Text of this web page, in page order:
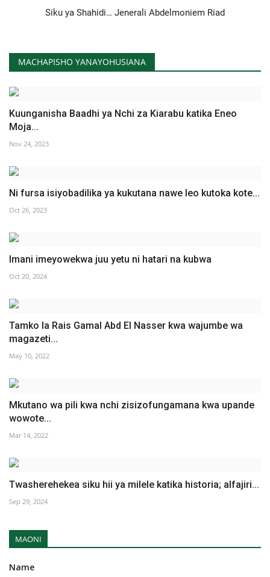
Siku ya Shahidi… Jenerali Abdelmoniem Riad
MACHAPISHO YANAYOHUSIANA
Kuunganisha Baadhi ya Nchi za Kiarabu katika Eneo
Moja...
Nov 24, 2023
Ni fursa isiyobadilika ya kukutana nawe leo kutoka kote...
Oct 26, 2023
Imani imeyowekwa juu yetu ni hatari na kubwa
Oct 20, 2024
Tamko la Rais Gamal Abd El Nasser kwa wajumbe wa
magazeti...
May 10, 2022
Mkutano wa pili kwa nchi zisizofungamana kwa upande
wowote...
Mar 14, 2022
Twasherehekea siku hii ya milele katika historia; alfajiri...
Sep 29, 2024
MAONI
Name